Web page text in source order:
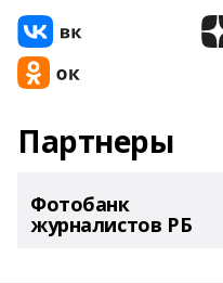
Партнеры
Фотобанк
журналистов РБ